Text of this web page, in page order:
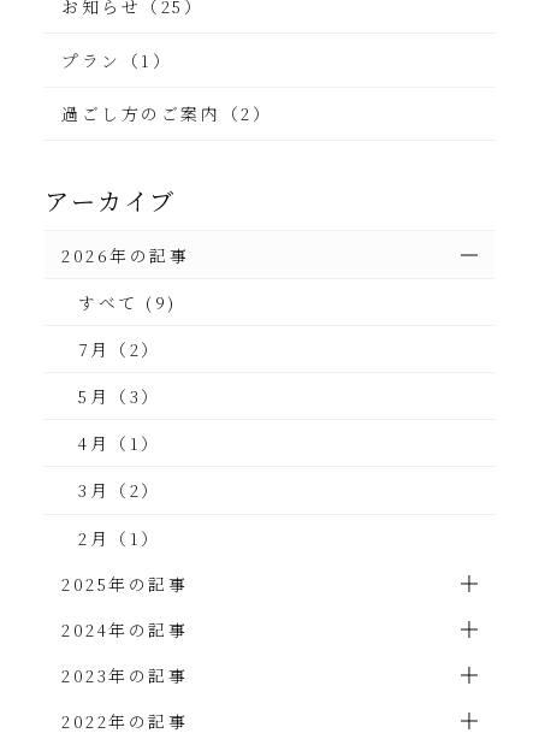
お知らせ（25）
プラン（1）
過ごし方のご案内（2）
アーカイブ
2026年の記事
すべて (9)
7月（2）
5月（3）
4月（1）
3月（2）
2月（1）
2025年の記事
2024年の記事
2023年の記事
2022年の記事